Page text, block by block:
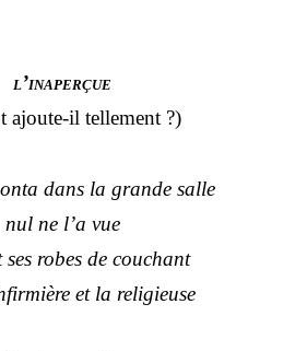
l’inaperçue
ajoute-il tellement ?)
dans la grande salle
nul ne l’a vue
robes de couchant
et la religieuse